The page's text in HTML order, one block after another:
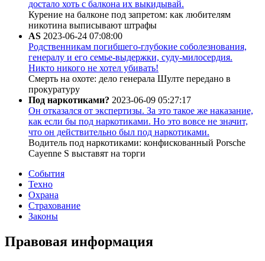
достало хоть с балкона их выкидывай.
Курение на балконе под запретом: как любителям
никотина выписывают штрафы
AS 2023-06-24 07:08:00
Родственникам погибшего-глубокие соболезнования,
генералу и его семье-выдержки, суду-милосердия.
Никто никого не хотел убивать!
Смерть на охоте: дело генерала Шулте передано в
прокуратуру
Под наркотиками? 2023-06-09 05:27:17
Он отказался от экспертизы. За это такое же наказание,
как если бы под наркотиками. Но это вовсе не значит,
что он действительно был под наркотиками.
Водитель под наркотиками: конфискованный Porsche
Cayenne S выставят на торги
События
Техно
Охрана
Страхование
Законы
Правовая информация